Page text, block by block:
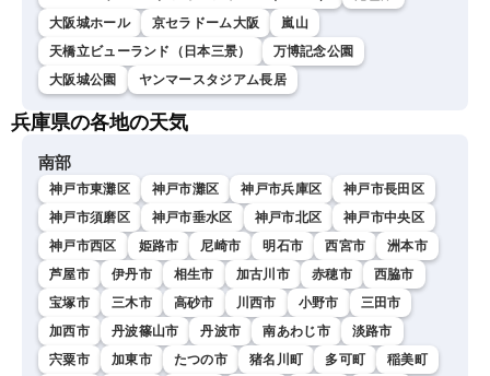
大阪城ホール
京セラドーム大阪
嵐山
天橋立ビューランド（日本三景）
万博記念公園
大阪城公園
ヤンマースタジアム長居
兵庫県の各地の天気
南部
神戸市東灘区 神戸市灘区 神戸市兵庫区
神戸市長田区
神戸市須磨区
神戸市垂水区 神戸市北区
神戸市中央区
神戸市西区
姫路市 尼崎市 明石市 西宮市
洲本市
芦屋市
伊丹市 相生市 加古川市 赤穂市
西脇市
宝塚市
三木市 高砂市 川西市 小野市
三田市
加西市
丹波篠山市 丹波市 南あわじ市
淡路市
宍粟市
加東市 たつの市 猪名川町 多可町
稲美町